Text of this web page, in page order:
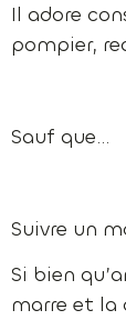
Il adore
pompier,
Sauf que…
Suivre un
Si bien
marre et la